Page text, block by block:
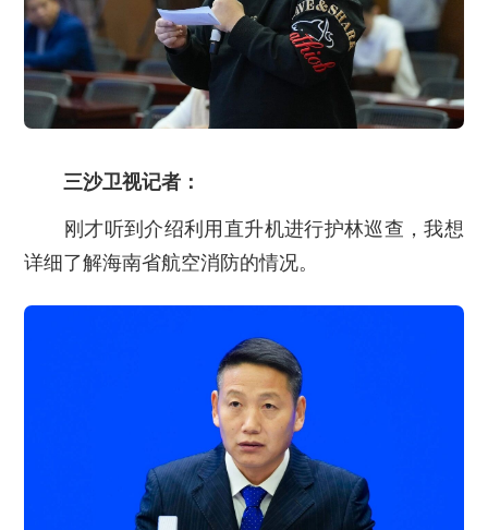
三沙卫视记者：
刚才听到介绍利用直升机进行护林巡查，我想
详细了解海南省航空消防的情况。